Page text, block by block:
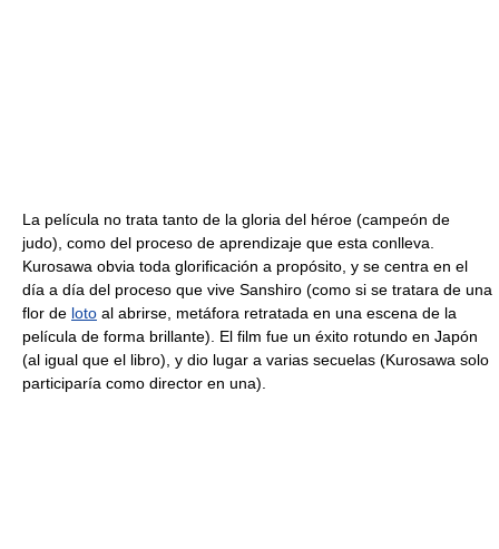
La película no trata tanto de la gloria del héroe (campeón de
judo), como del proceso de aprendizaje que esta conlleva.
Kurosawa obvia toda glorificación a propósito, y se centra en el
día a día del proceso que vive Sanshiro (como si se tratara de una
flor de loto al abrirse, metáfora retratada en una escena de la
película de forma brillante). El film fue un éxito rotundo en Japón
(al igual que el libro), y dio lugar a varias secuelas (Kurosawa solo
participaría como director en una).